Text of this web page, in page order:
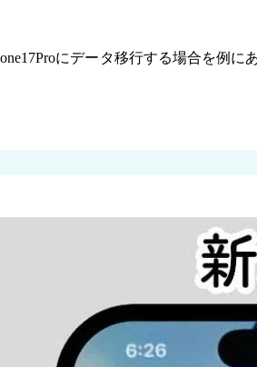
にデータ移行する場合を例